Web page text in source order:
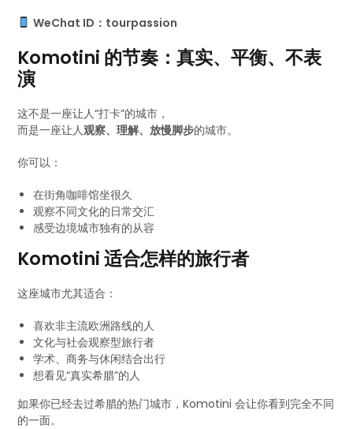
WeChat ID：tourpassion
Komotini 的节奏：真实、平衡、不表
演
这不是一座让人“打卡”的城市，
而是一座让人观察、理解、放慢脚步的城市。
你可以：
在街角咖啡馆坐很久
观察不同文化的日常交汇
感受边境城市独有的从容
Komotini 适合怎样的旅行者
这座城市尤其适合：
喜欢非主流欧洲路线的人
文化与社会观察型旅行者
学术、商务与休闲结合出行
想看见“真实希腊”的人
如果你已经去过希腊的热门城市，Komotini 会让你看到完全不同
的一面。